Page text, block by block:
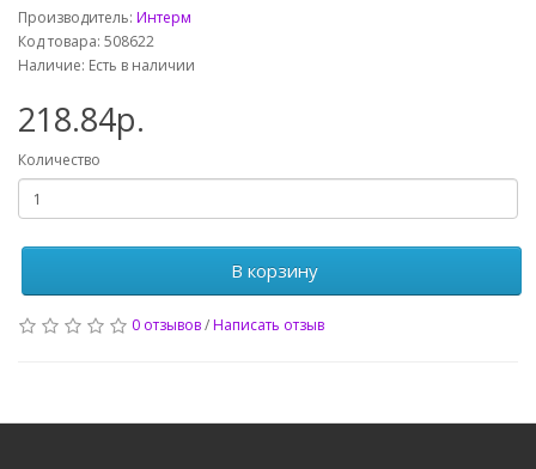
Производитель: Интерм
Код товара: 508622
Наличие: Есть в наличии
218.84р.
Количество
В корзину
0 отзывов/Написать отзыв